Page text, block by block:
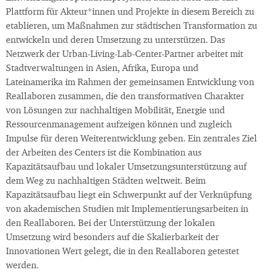
Plattform für Akteur*innen und Projekte in diesem Bereich zu
etablieren, um Maßnahmen zur städtischen Transformation zu
entwickeln und deren Umsetzung zu unterstützen. Das
Netzwerk der Urban-Living-Lab-Center-Partner arbeitet mit
Stadtverwaltungen in Asien, Afrika, Europa und
Lateinamerika im Rahmen der gemeinsamen Entwicklung von
Reallaboren zusammen, die den transformativen Charakter
von Lösungen zur nachhaltigen Mobilität, Energie und
Ressourcenmanagement aufzeigen können und zugleich
Impulse für deren Weiterentwicklung geben. Ein zentrales Ziel
der Arbeiten des Centers ist die Kombination aus
Kapazitätsaufbau und lokaler Umsetzungsunterstützung auf
dem Weg zu nachhaltigen Städten weltweit. Beim
Kapazitätsaufbau liegt ein Schwerpunkt auf der Verknüpfung
von akademischen Studien mit Implementierungsarbeiten in
den Reallaboren. Bei der Unterstützung der lokalen
Umsetzung wird besonders auf die Skalierbarkeit der
Innovationen Wert gelegt, die in den Reallaboren getestet
werden.